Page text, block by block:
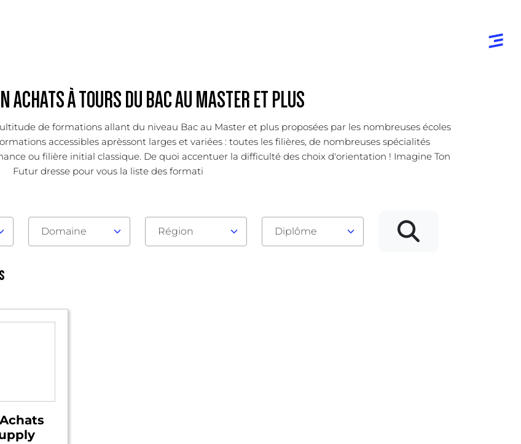
ACHATS À TOURS DU BAC AU MASTER ET PLUS
de formations allant du niveau Bac au Master et plus proposées par les nombreuses écoles
accessibles aprèssont larges et variées : toutes les filières, de nombreuses spécialités
ou filière initial classique. De quoi accentuer la difficulté des choix d'orientation ! Imagine Ton
Futur dresse pour vous la liste des formati
Domaine Région Diplôme